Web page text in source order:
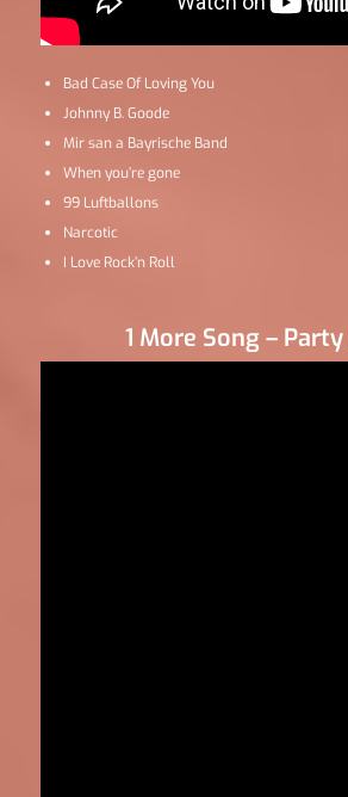
Bad Case Of Loving You
Johnny B. Goode
Mir san a Bayrische Band
When you’re gone
99 Luftballons
Narcotic
I Love Rock’n Roll
1 More Song –